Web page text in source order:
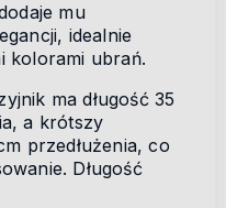
mu
idealnie
kolorami ubrań.
ma długość 35
a krótszy
przedłużenia, co
Długość